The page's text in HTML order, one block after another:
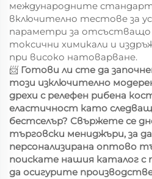
международните
включително тестове за
параметри за отсъстващо
токсични химикали и
при високо натоварване.
📨 Готови ли сте да
този изключително
дрехи с релефен рибена
еластичност като
бестселър? Свържете се
търговски мениджъри, за
персонализирана оптово
поискате нашия каталог с
да осигурите